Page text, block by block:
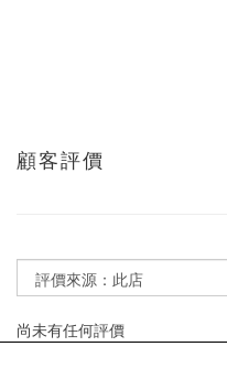
顧客評價
尚未有任何評價